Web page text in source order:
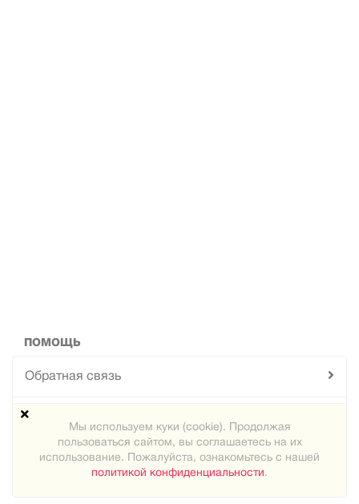
ПОМОЩЬ
Обратная связь
Техподдержка
Карта сайта
Мы используем куки (cookie). Продолжая
пользоваться сайтом, вы соглашаетесь на их
использование. Пожалуйста, ознакомьтесь с нашей
политикой конфиденциальности.